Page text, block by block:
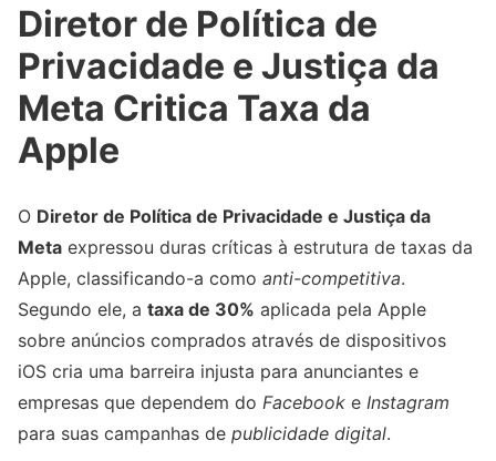
Diretor de Política de
Privacidade e Justiça da
Meta Critica Taxa da
Apple
O Diretor de Política de Privacidade e Justiça da
Meta expressou duras críticas à estrutura de taxas da
Apple, classificando-a como anti-competitiva.
Segundo ele, a taxa de 30% aplicada pela Apple
sobre anúncios comprados através de dispositivos
iOS cria uma barreira injusta para anunciantes e
empresas que dependem do Facebook e Instagram
para suas campanhas de publicidade digital.